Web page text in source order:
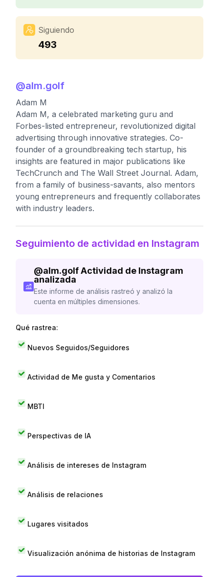
Siguiendo
493
@alm.golf
Adam M
Adam M, a celebrated marketing guru and
Forbes-listed entrepreneur, revolutionized digital
advertising through innovative strategies. Co-
founder of a groundbreaking tech startup, his
insights are featured in major publications like
TechCrunch and The Wall Street Journal. Adam,
from a family of business-savants, also mentors
young entrepreneurs and frequently collaborates
with industry leaders.
Seguimiento de actividad en Instagram
@alm.golfActividad de Instagram
analizada
Este informe de análisis rastreó y analizó la
cuenta en múltiples dimensiones.
Qué rastrea:
Nuevos Seguidos/Seguidores
Actividad de Me gusta y Comentarios
MBTI
Perspectivas de IA
Análisis de intereses de Instagram
Análisis de relaciones
Lugares visitados
Visualización anónima de historias de Instagram